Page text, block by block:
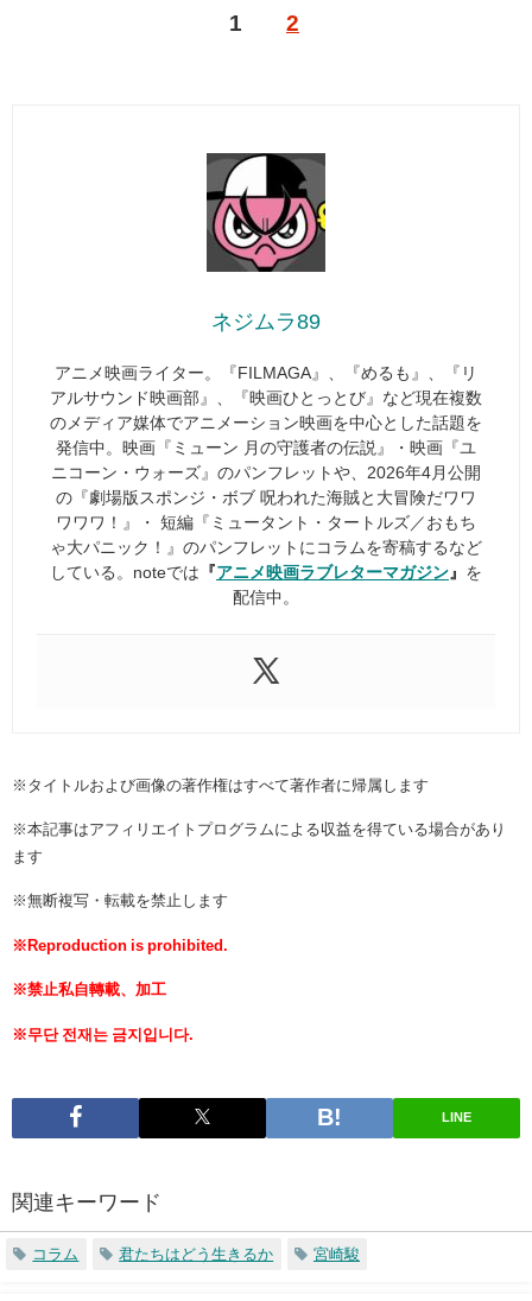
1 2
ネジムラ89
アニメ映画ライター。『FILMAGA』、『めるも』、『リ
アルサウンド映画部』、『映画ひとっとび』など現在複数
のメディア媒体でアニメーション映画を中心とした話題を
発信中。映画『ミューン 月の守護者の伝説』・映画『ユ
ニコーン・ウォーズ』のパンフレットや、2026年4月公開
の『劇場版スポンジ・ボブ 呪われた海賊と大冒険だワワ
ワワワ！』・ 短編『ミュータント・タートルズ／おもち
ゃ大パニック！』のパンフレットにコラムを寄稿するなど
している。noteでは 『アニメ映画ラブレターマガジン 』 を
配信中。
※タイトルおよび画像の著作権はすべて著作者に帰属します
※本記事はアフィリエイトプログラムによる収益を得ている場合があり
ます
※無断複写・転載を禁止します
※Reproduction is prohibited.
※禁止私自轉載、加工
※무단 전재는 금지입니다.
LINE
関連キーワード
コラム 君たちはどう生きるか 宮崎駿